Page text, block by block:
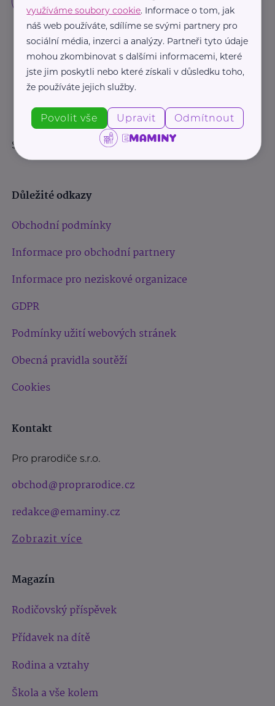
Sledujte nás:
Důležité odkazy
Obchodní podmínky
Informace pro obchodní partnery
Informace pro neziskové organizace
GDPR
Podmínky užití webových stránek
Obecná pravidla soutěží
Cookies
Kontakt
Pro prarodiče s.r.o.
obchod@proprarodice.cz
redakce@emaminy.cz
Zobrazit více
Magazín
Rodičovský příspěvek
Přídavek na dítě
Rodina a vztahy
Škola a vše kolem
využíváme soubory cookie. Informace o tom, jak
náš web používáte, sdílíme se svými partnery pro
sociální média, inzerci a analýzy. Partneři tyto údaje
mohou zkombinovat s dalšími informacemi, které
jste jim poskytli nebo které získali v důsledku toho,
že používáte jejich služby.
Povolit vše Upravit Odmítnout